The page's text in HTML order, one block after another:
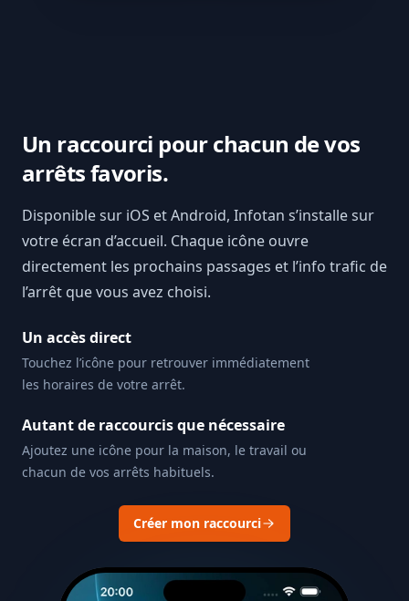
Un raccourci pour chacun de vos
arrêts favoris.
Disponible sur iOS et Android, Infotan s’installe sur
votre écran d’accueil. Chaque icône ouvre
directement les prochains passages et l’info trafic de
l’arrêt que vous avez choisi.
Un accès direct
Touchez l’icône pour retrouver immédiatement
les horaires de votre arrêt.
Autant de raccourcis que nécessaire
Ajoutez une icône pour la maison, le travail ou
chacun de vos arrêts habituels.
Créer mon raccourci